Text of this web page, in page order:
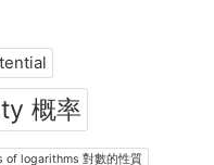
概率
of logarithms 對數的性質